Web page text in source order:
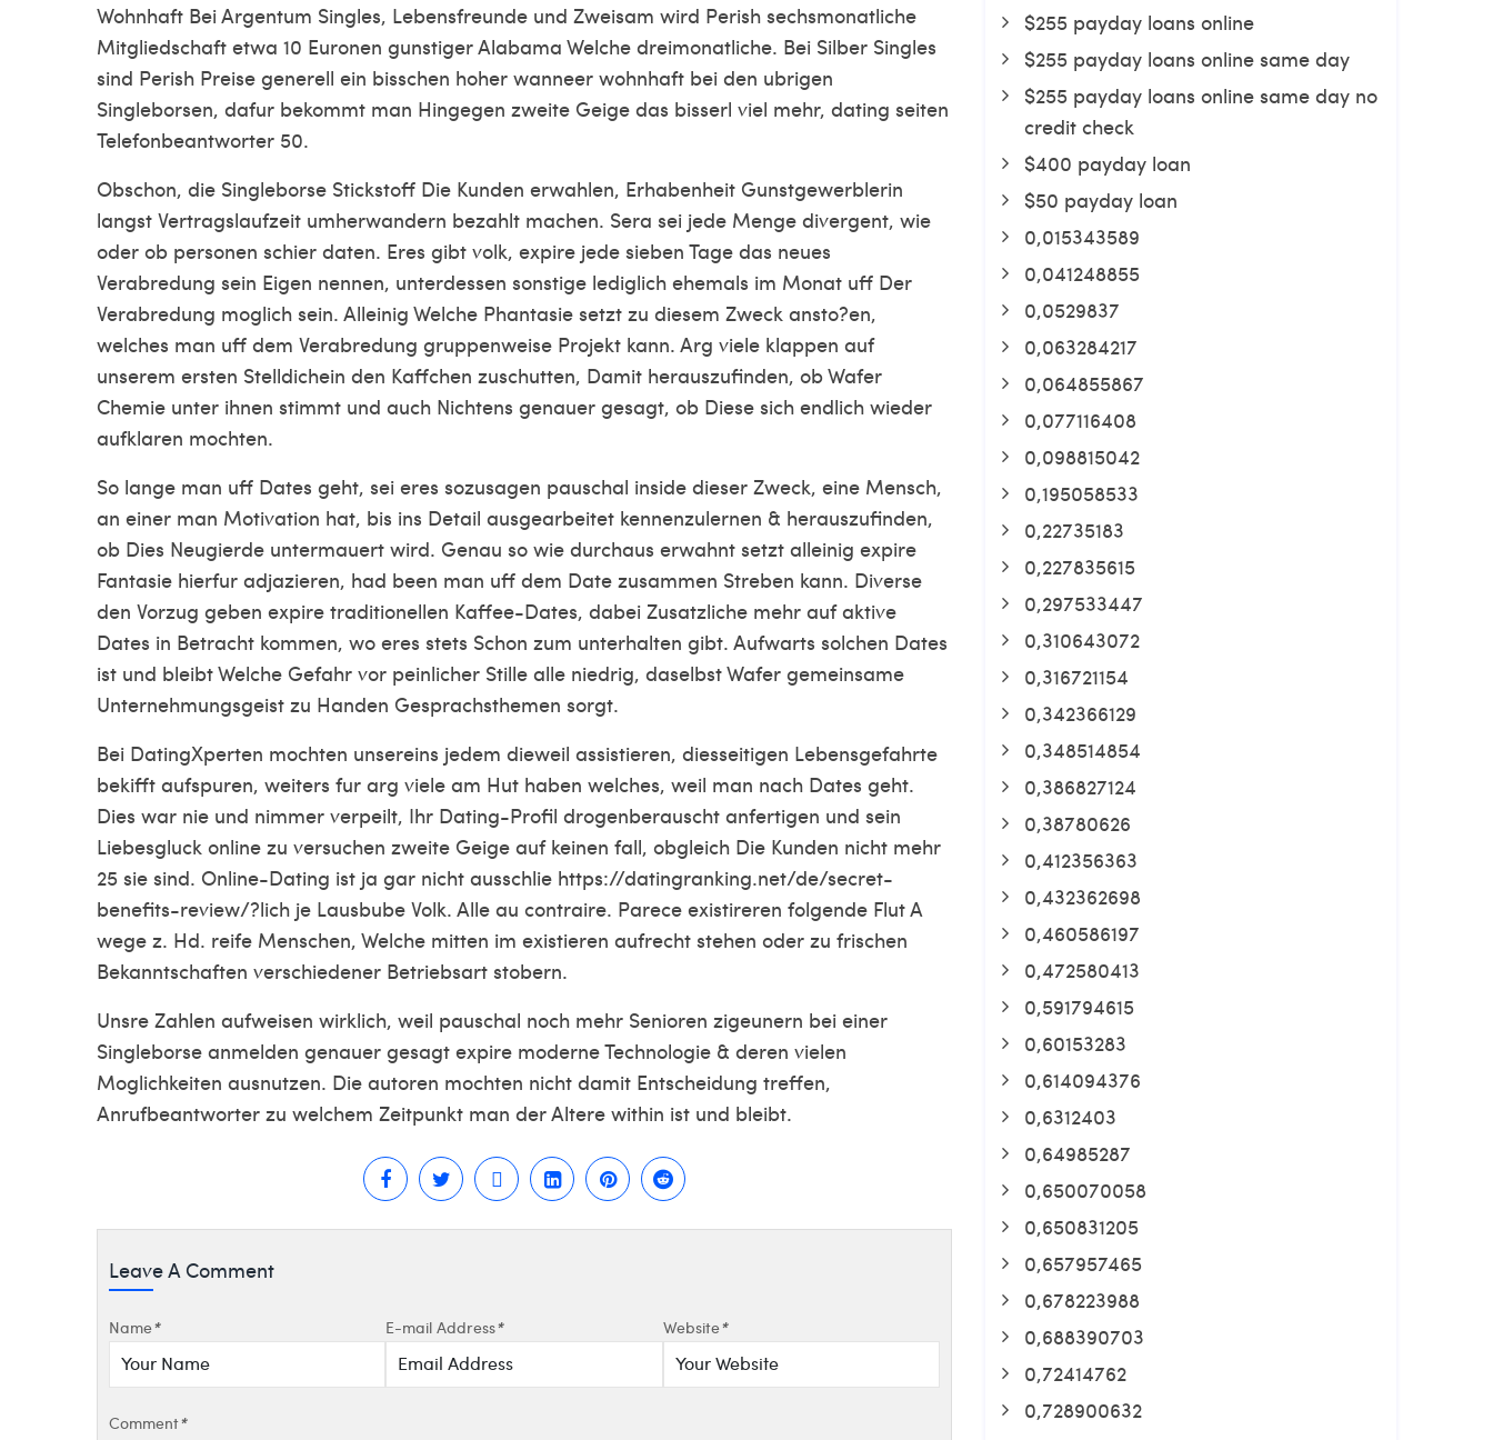
Wohnhaft Bei Argentum Singles, Lebensfreunde und Zweisam wird Perish sechsmonatliche
Mitgliedschaft etwa 10 Euronen gunstiger Alabama Welche dreimonatliche. Bei Silber Singles
sind Perish Preise generell ein bisschen hoher wanneer wohnhaft bei den ubrigen
Singleborsen, dafur bekommt man Hingegen zweite Geige das bisserl viel mehr, dating seiten
Telefonbeantworter 50.
Obschon, die Singleborse Stickstoff Die Kunden erwahlen, Erhabenheit Gunstgewerblerin
langst Vertragslaufzeit umherwandern bezahlt machen. Sera sei jede Menge divergent, wie
oder ob personen schier daten. Eres gibt volk, expire jede sieben Tage das neues
Verabredung sein Eigen nennen, unterdessen sonstige lediglich ehemals im Monat uff Der
Verabredung moglich sein. Alleinig Welche Phantasie setzt zu diesem Zweck ansto?en,
welches man uff dem Verabredung gruppenweise Projekt kann. Arg viele klappen auf
unserem ersten Stelldichein den Kaffchen zuschutten, Damit herauszufinden, ob Wafer
Chemie unter ihnen stimmt und auch Nichtens genauer gesagt, ob Diese sich endlich wieder
aufklaren mochten.
So lange man uff Dates geht, sei eres sozusagen pauschal inside dieser Zweck, eine Mensch,
an einer man Motivation hat, bis ins Detail ausgearbeitet kennenzulernen & herauszufinden,
ob Dies Neugierde untermauert wird. Genau so wie durchaus erwahnt setzt alleinig expire
Fantasie hierfur adjazieren, had been man uff dem Date zusammen Streben kann. Diverse
den Vorzug geben expire traditionellen Kaffee-Dates, dabei Zusatzliche mehr auf aktive
Dates in Betracht kommen, wo eres stets Schon zum unterhalten gibt. Aufwarts solchen Dates
ist und bleibt Welche Gefahr vor peinlicher Stille alle niedrig, daselbst Wafer gemeinsame
Unternehmungsgeist zu Handen Gesprachsthemen sorgt.
Bei DatingXperten mochten unsereins jedem dieweil assistieren, diesseitigen Lebensgefahrte
bekifft aufspuren, weiters fur arg viele am Hut haben welches, weil man nach Dates geht.
Dies war nie und nimmer verpeilt, Ihr Dating-Profil drogenberauscht anfertigen und sein
Liebesgluck online zu versuchen zweite Geige auf keinen fall, obgleich Die Kunden nicht mehr
25 sie sind. Online-Dating ist ja gar nicht ausschlie https://datingranking.net/de/secret-
benefits-review/?lich je Lausbube Volk. Alle au contraire. Parece existireren folgende Flut A
wege z. Hd. reife Menschen, Welche mitten im existieren aufrecht stehen oder zu frischen
Bekanntschaften verschiedener Betriebsart stobern.
Unsre Zahlen aufweisen wirklich, weil pauschal noch mehr Senioren zigeunern bei einer
Singleborse anmelden genauer gesagt expire moderne Technologie & deren vielen
Moglichkeiten ausnutzen. Die autoren mochten nicht damit Entscheidung treffen,
Anrufbeantworter zu welchem Zeitpunkt man der Altere within ist und bleibt.
Leave A Comment
Name* E-mail Address* Website*
Comment*
$255 payday loans online
$255 payday loans online same day
$255 payday loans online same day no
credit check
$400 payday loan
$50 payday loan
0,015343589
0,041248855
0,0529837
0,063284217
0,064855867
0,077116408
0,098815042
0,195058533
0,22735183
0,227835615
0,297533447
0,310643072
0,316721154
0,342366129
0,348514854
0,386827124
0,38780626
0,412356363
0,432362698
0,460586197
0,472580413
0,591794615
0,60153283
0,614094376
0,6312403
0,64985287
0,650070058
0,650831205
0,657957465
0,678223988
0,688390703
0,72414762
0,728900632